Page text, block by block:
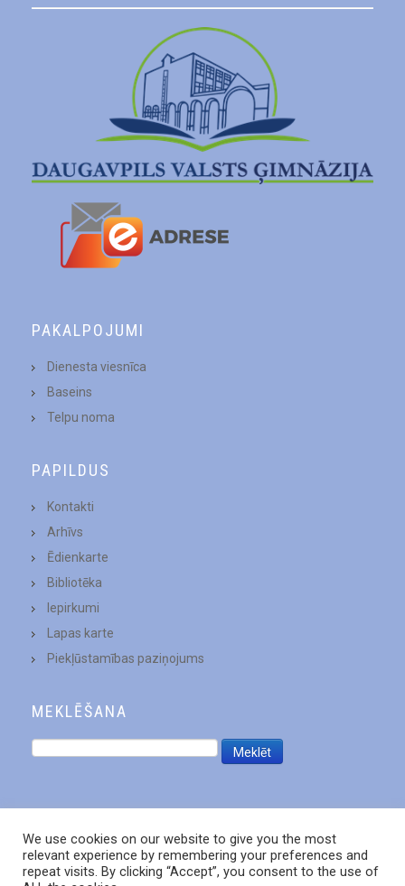
PAKALPOJUMI
Dienesta viesnīca
Baseins
Telpu noma
PAPILDUS
Kontakti
Arhīvs
Ēdienkarte
Bibliotēka
Iepirkumi
Lapas karte
Piekļūstamības paziņojums
MEKLĒŠANA
We use cookies on our website to give you the most
relevant experience by remembering your preferences and
repeat visits. By clicking “Accept”, you consent to the use of